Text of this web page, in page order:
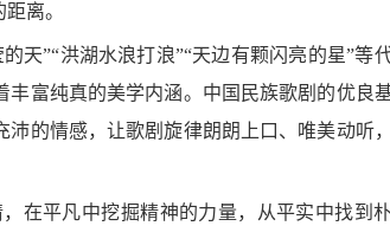
离。
天”“洪湖水浪打浪”“天边有颗闪亮的星”等
富纯真的美学内涵。中国民族歌剧的优良基
的情感，让歌剧旋律朗朗上口、唯美动听
在平凡中挖掘精神的力量，从平实中找到
”解锁文旅融合新模式
拜年，有哪些大讲究？ 全国全年电影票